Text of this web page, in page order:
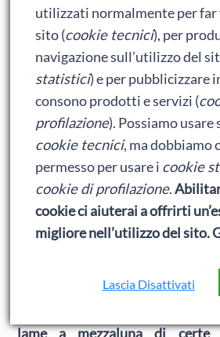
Con un impatto di180 Jla lama
maglia di ferrodel XV secolo:
due aperti, cinque piegati
completamente penetrata. In
lino sono stati penetrati in
(quinto strato), 120 J (nono), 140
J (ventitreesismo), 180 J
maglia di ferro di per sé ha
di 80 Je l’imbottitura altri 100 J
un po’ di energia per fare
sottostante, possiamo dedurre
lame a mezzaluna di certe
utilizzati normalmente per far
sito (cookie tecnici), per
navigazione sull’utilizzo del
statistici) e per pubblicizzare
consono prodotti e servizi (
profilazione). Possiamo usare
cookie tecnici, ma dobbiamo
permesso per usare i cookie
cookie di profilazione.
cookie ci aiuterai a offrirti
migliore nell’utilizzo del sito.
Lascia Disattivati